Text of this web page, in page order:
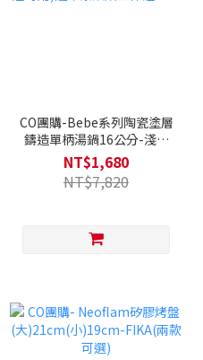
CO團購-Bebe系列陶瓷塗層
鑄造單柄湯鍋16公分-淺黃
(Q導全覆底/不挑爐具，瓦
斯爐電磁爐可用)送矽銀烘焙
三件組-ICE
NT$1,680
NT$7,820